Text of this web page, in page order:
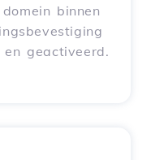
binnen
geactiveerd.